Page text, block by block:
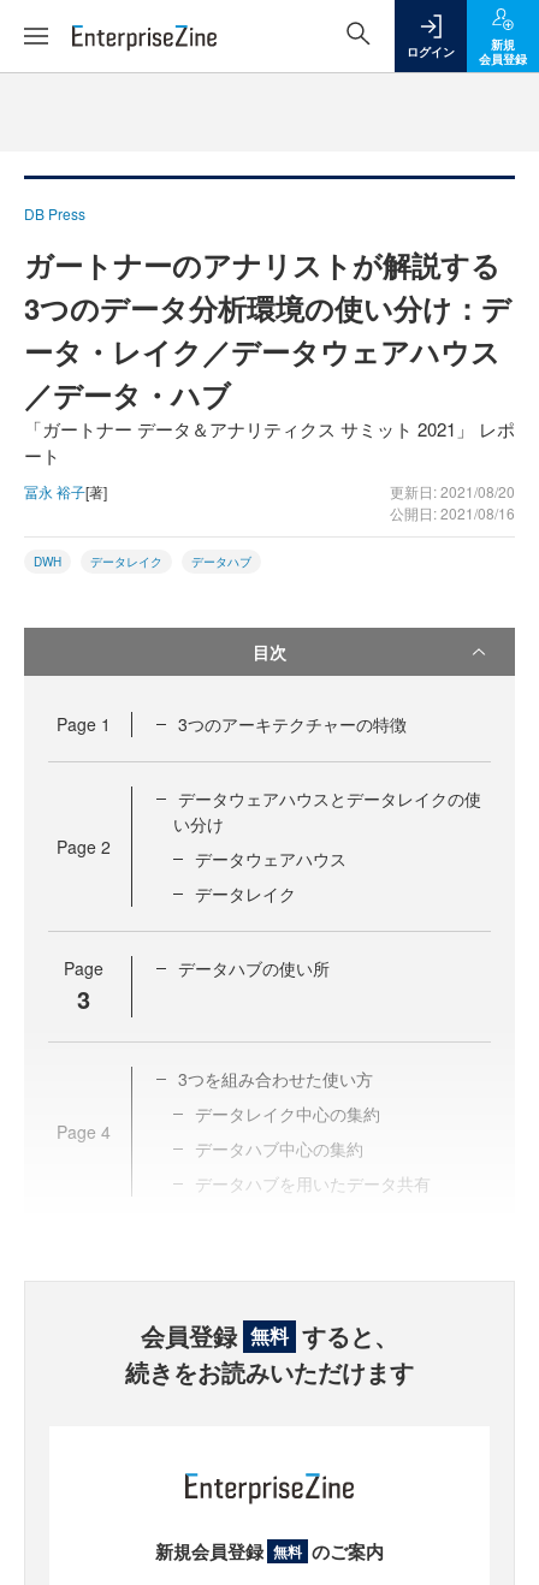
ログイン
新規
会員登録
DB Press
ガートナーのアナリストが解説する
3つのデータ分析環境の使い分け：デ
ータ・レイク／データウェアハウス
／データ・ハブ
「ガートナー データ＆アナリティクス サミット 2021」 レポ
ート
冨永 裕子[著]
更新日: 2021/08/20
公開日: 2021/08/16
DWH データレイク データハブ
目次
Page 1 3つのアーキテクチャーの特徴
Page 2
データウェアハウスとデータレイクの使
い分け
データウェアハウス
データレイク
Page
3
データハブの使い所
Page 4
3つを組み合わせた使い方
データレイク中心の集約
データハブ中心の集約
データハブを用いたデータ共有
会員登録 無料 すると、
続きをお読みいただけます
新規会員登録 無料 のご案内